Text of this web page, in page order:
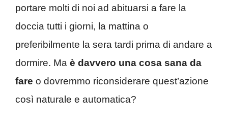
portare molti di noi ad abituarsi a fare la
doccia tutti i giorni, la mattina o
preferibilmente la sera tardi prima di andare a
dormire. Ma è davvero una cosa sana da
fare o dovremmo riconsiderare quest’azione
così naturale e automatica?